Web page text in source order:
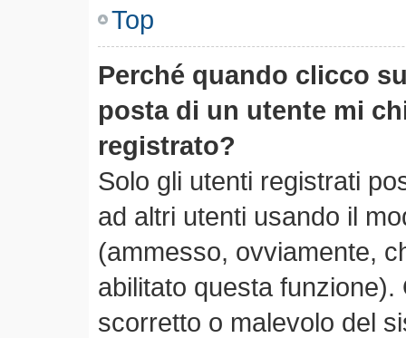
Top
Perché quando clicco
posta di un utente mi
registrato?
Solo gli utenti registrati
ad altri utenti usando il
(ammesso, ovviamente,
abilitato questa
scorretto o malevolo del